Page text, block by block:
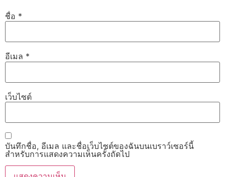
ชื่อ *
อีเมล *
เว็บไซต์
บันทึกชื่อ, อีเมล และชื่อเว็บไซต์ของฉันบนเบราว์เซอร์นี้
สำหรับการแสดงความเห็นครั้งถัดไป